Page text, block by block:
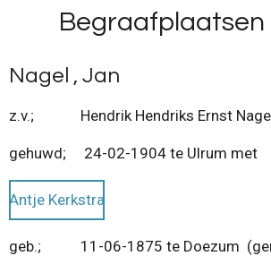
naar
de
hoofdinhoud
Begraafplaatsen
Nagel , Jan
z.v.; Hendrik Hendriks Ernst Nagel
gehuwd; 24-02-1904 te Ulrum met
Antje Kerkstra
geb.; 11-06-1875 te Doezum